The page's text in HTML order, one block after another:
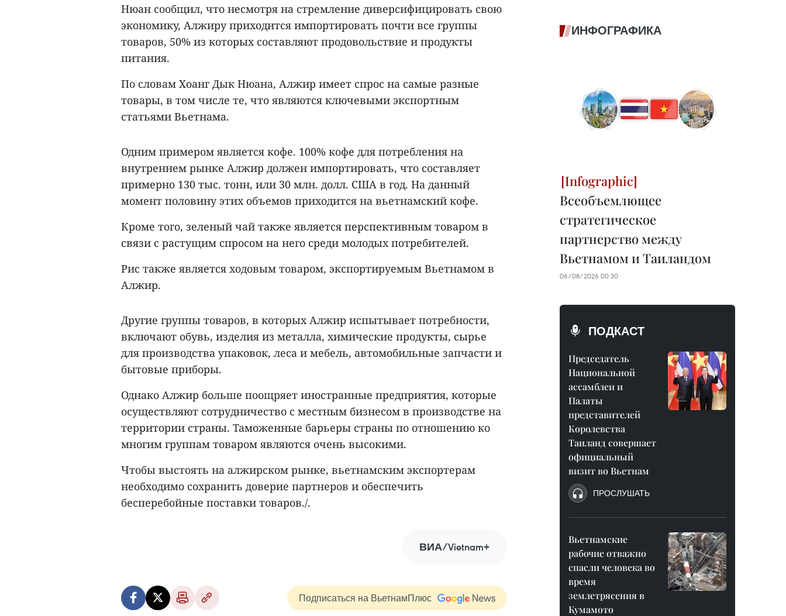
Нюан сообщил, что несмотря на стремление диверсифицировать свою
экономику, Алжиру приходится импортировать почти все группы
товаров, 50% из которых составляют продовольствие и продукты
питания.
По словам Хоанг Дык Нюана, Алжир имеет спрос на самые разные
товары, в том числе те, что являются ключевыми экспортным
статьями Вьетнама.
Одним примером является кофе. 100% кофе для потребления на
внутреннем рынке Алжир должен импортировать, что составляет
примерно 130 тыс. тонн, или 30 млн. долл. США в год. На данный
момент половину этих объемов приходится на вьетнамский кофе.
Кроме того, зеленый чай также является перспективным товаром в
связи с растущим спросом на него среди молодых потребителей.
Рис также является ходовым товаром, экспортируемым Вьетнамом в
Алжир.
Другие группы товаров, в которых Алжир испытывает потребности,
включают обувь, изделия из металла, химические продукты, сырье
для производства упаковок, леса и мебель, автомобильные запчасти и
бытовые приборы.
Однако Алжир больше поощряет иностранные предприятия, которые
осуществляют сотрудничество с местным бизнесом в производстве на
территории страны. Таможенные барьеры страны по отношению ко
многим группам товаром являются очень высокими.
Чтобы выстоять на алжирском рынке, вьетнамским экспортерам
необходимо сохранить доверие партнеров и обеспечить
бесперебойные поставки товаров./.
ВИА/Vietnam+
Подписаться на ВьетнамПлюс
ИНФОГРАФИКА
Всеобъемлющее
стратегическое
партнерство между
Вьетнамом и Таиландом
06/08/2026 00:30
ПОДКАСТ
Председатель
Национальной
ассамблеи и
Палаты
представителей
Королевства
Таиланд совершает
официальный
визит во Вьетнам
ПРОСЛУШАТЬ
Вьетнамские
рабочие отважно
спасли человека во
время
землетрясения в
Кумамото